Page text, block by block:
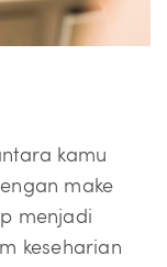
kamu
make
menjadi
keseharian